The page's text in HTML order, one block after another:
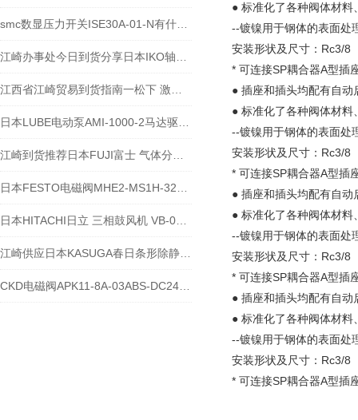
● 标准化了各种阀体材
--镀镍用于钢体的表面处
安装形状及尺寸：Rc3/8
* 可连接SP耦合器A型插
● 插座和插头均配有自
● 标准化了各种阀体材
--镀镍用于钢体的表面处
安装形状及尺寸：Rc3/8
* 可连接SP耦合器A型插
● 插座和插头均配有自
● 标准化了各种阀体材
--镀镍用于钢体的表面处
安装形状及尺寸：Rc3/8
* 可连接SP耦合器A型插
● 插座和插头均配有自
● 标准化了各种阀体材
--镀镍用于钢体的表面处
安装形状及尺寸：Rc3/8
* 可连接SP耦合器A型插